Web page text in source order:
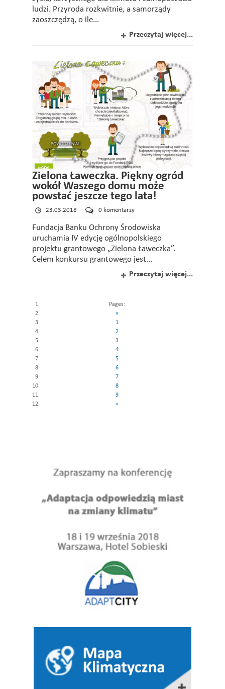
ludzi. Przyroda rozkwitnie, a samorządy
zaoszczędzą, o ile...
Przeczytaj więcej...
Zielona Ławeczka. Piękny ogród
wokół Waszego domu może
powstać jeszcze tego lata!
23.03.2018 0 komentarzy
Fundacja Banku Ochrony Środowiska
uruchamia IV edycję ogólnopolskiego
projektu grantowego „Zielona Ławeczka”.
Celem konkursu grantowego jest...
Przeczytaj więcej...
Pages:
«
1
2
3
4
5
6
7
8
9
»